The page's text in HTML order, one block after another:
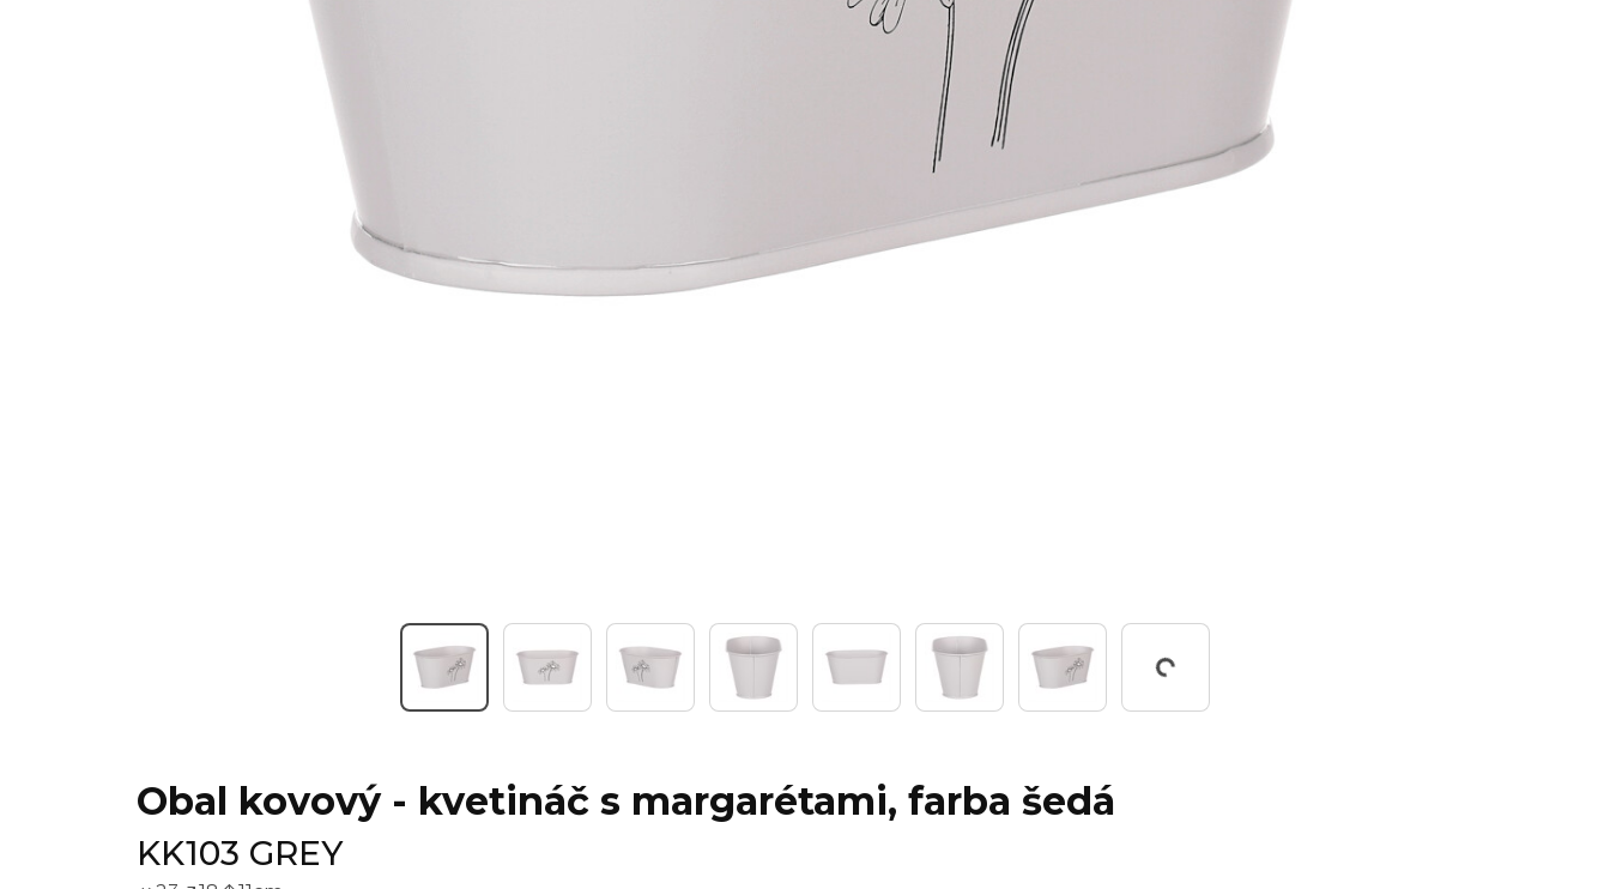
Working...
Obal kovový - kvetináč s margarétami, farba šedá
KK103 GREY